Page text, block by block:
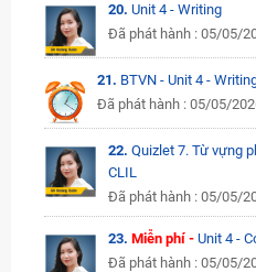
20. Unit 4 - Writing
Đã phát hành : 05/05/
21. BTVN - Unit 4 -
Đã phát hành : 05/05/
22. Quizlet 7. Từ vựng
CLIL
Đã phát hành : 05/05/
23. Miễn phí - Unit 4 -
Đã phát hành : 05/05/